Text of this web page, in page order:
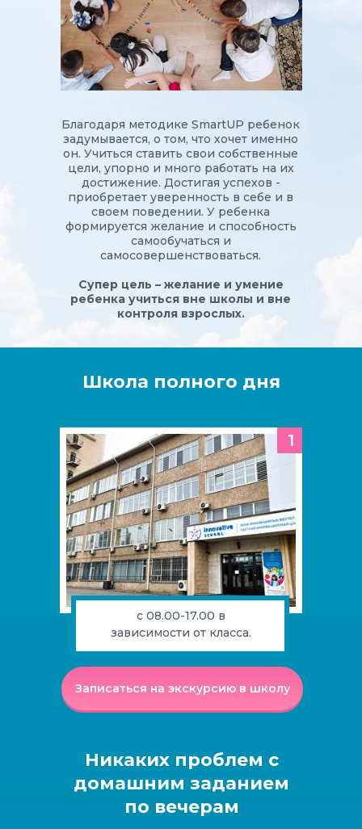
Благодаря методике SmartUP ребенок
задумывается, о том, что хочет именно
он. Учиться ставить свои собственные
цели, упорно и много работать на их
достижение. Достигая успехов -
приобретает уверенность в себе и в
своем поведении. У ребенка
формируется желание и способность
самообучаться и
самосовершенствоваться.
Супер цель – желание и умение
ребенка учиться вне школы и вне
контроля взрослых.
Никаких проблем с
домашним заданием
по вечерам
Школа полного дня
с 08.00-17.00 в
зависимости от класса.
1
Записаться на экскурсию в школу